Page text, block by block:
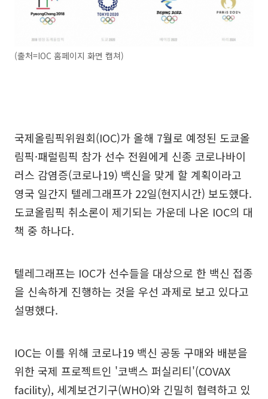
(출처=IOC 홈페이지 화면 캡쳐)
국제올림픽위원회(IOC)가 올해 7월로 예정된 도쿄올
림픽·패럴림픽 참가 선수 전원에게 신종 코로나바이
러스 감염증(코로나19) 백신을 맞게 할 계획이라고
영국 일간지 텔레그래프가 22일(현지시간) 보도했다.
도쿄올림픽 취소론이 제기되는 가운데 나온 IOC의 대
책 중 하나다.
텔레그래프는 IOC가 선수들을 대상으로 한 백신 접종
을 신속하게 진행하는 것을 우선 과제로 보고 있다고
설명했다.
IOC는 이를 위해 코로나19 백신 공동 구매와 배분을
위한 국제 프로젝트인 '코백스 퍼실리티'(COVAX
facility), 세계보건기구(WHO)와 긴밀히 협력하고 있